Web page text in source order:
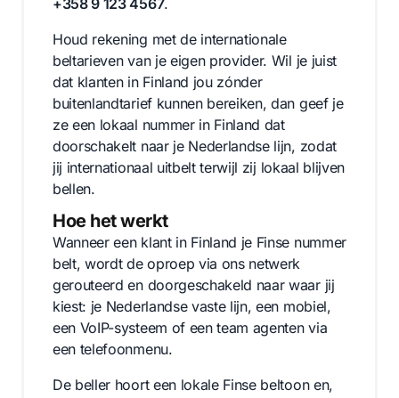
+358 9 123 4567.
Houd rekening met de internationale
beltarieven van je eigen provider. Wil je juist
dat klanten in Finland jou zónder
buitenlandtarief kunnen bereiken, dan geef je
ze een lokaal nummer in Finland dat
doorschakelt naar je Nederlandse lijn, zodat
jij internationaal uitbelt terwijl zij lokaal blijven
bellen.
Hoe het werkt
Wanneer een klant in Finland je Finse nummer
belt, wordt de oproep via ons netwerk
gerouteerd en doorgeschakeld naar waar jij
kiest: je Nederlandse vaste lijn, een mobiel,
een VoIP-systeem of een team agenten via
een telefoonmenu.
De beller hoort een lokale Finse beltoon en,